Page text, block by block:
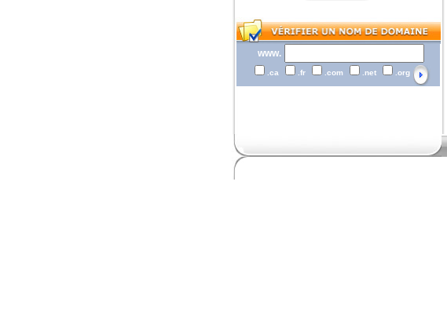
www.
.ca .fr .com .net .org